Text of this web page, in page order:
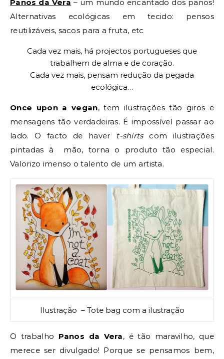
Panos da Vera – um mundo encantado dos panos!
Alternativas ecológicas em tecido: pensos
reutilizáveis, sacos para a fruta, etc
Cada vez mais, há projectos portugueses que
trabalhem de alma e de coração.
Cada vez mais, pensam redução da pegada
ecológica…
Once upon a vegan, tem ilustrações tão giros e
mensagens tão verdadeiras. É impossível passar ao
lado. O facto de haver t-shirtscom ilustrações
pintadas à mão, torna o produto tão especial.
Valorizo imenso o talento de um artista.
Ilustração – Tote bag com a ilustração
O trabalho Panos da Vera, é tão maravilho, que
merece ser divulgado! Porque se pensamos bem,